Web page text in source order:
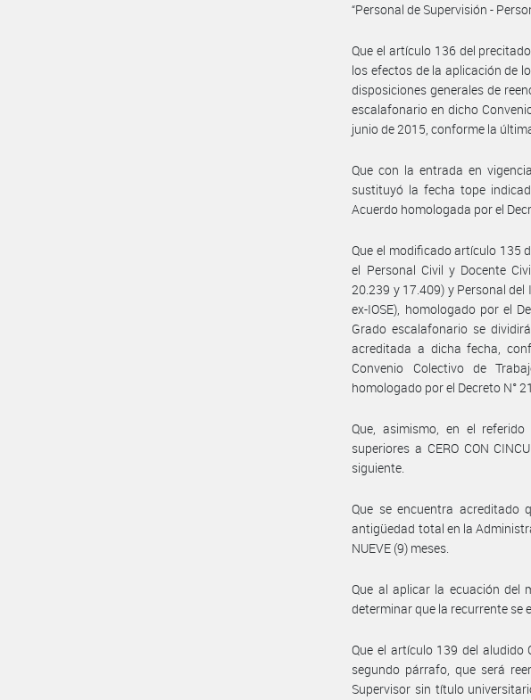
“Personal de Supervisión -
Que el artículo 136 del
los efectos de la aplicación de
disposiciones generales de
escalafonario en dicho
junio de 2015, conforme la
Que con la entrada en
sustituyó la fecha tope
Acuerdo homologada por el
Que el modificado artículo 135
el Personal Civil y Docente
20.239 y 17.409) y Personal
ex-IOSE), homologado por el
Grado escalafonario se
acreditada a dicha fecha,
Convenio Colectivo de
homologado por el Decreto N°
Que, asimismo, en el
superiores a CERO CON
siguiente.
Que se encuentra acreditado
antigüedad total en la
NUEVE (9) meses.
Que al aplicar la ecuación del
determinar que la recurrente se
Que el artículo 139 del aludido
segundo párrafo, que será
Supervisor sin título